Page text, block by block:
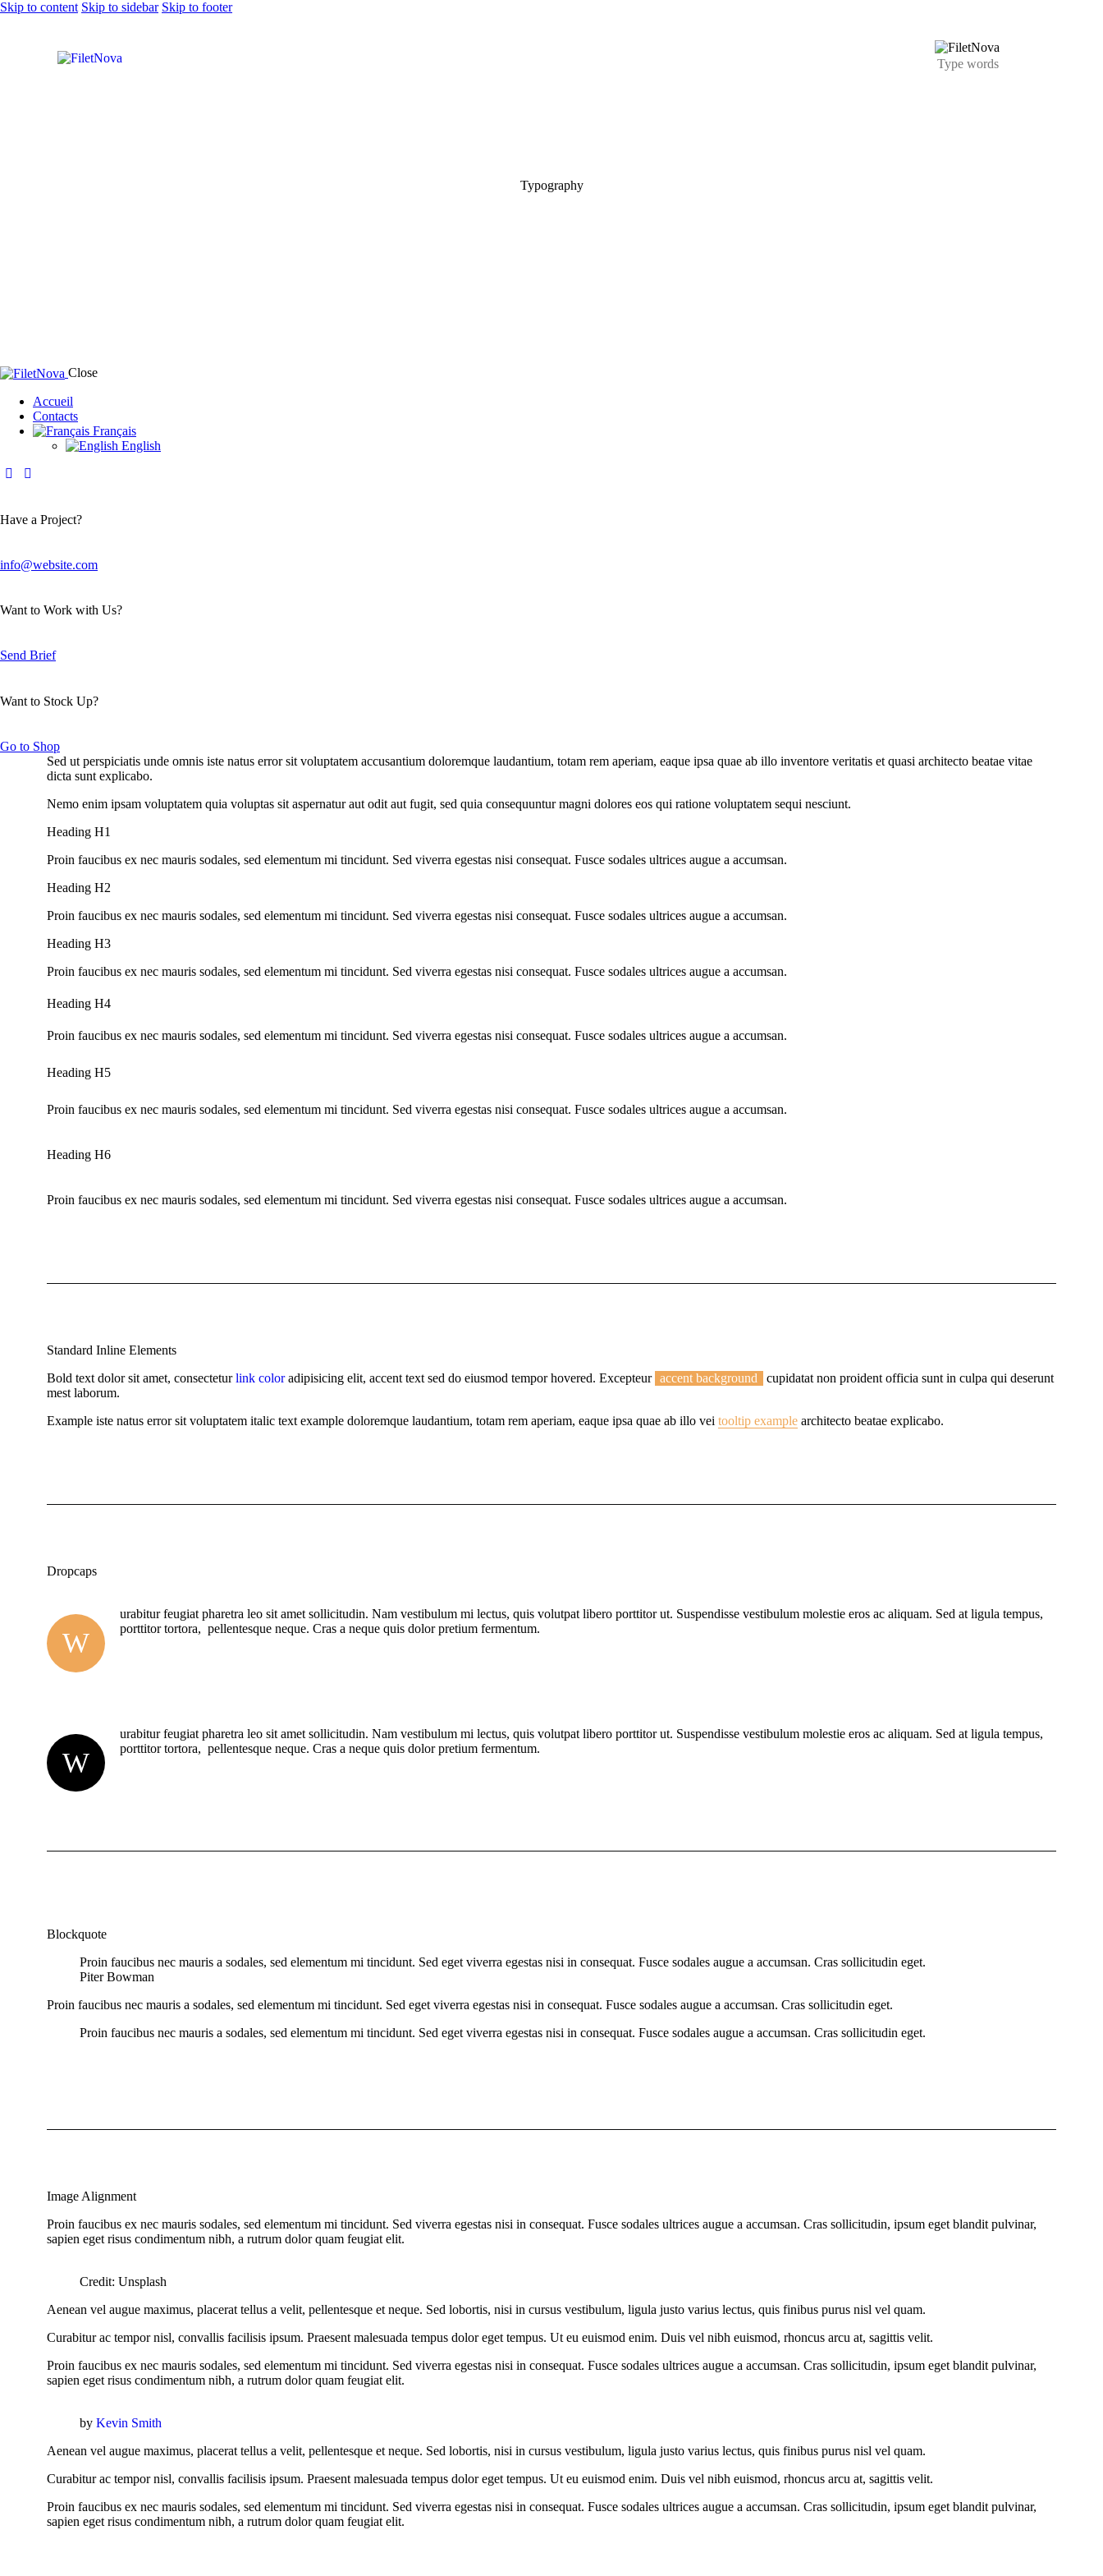
Skip to content Skip to sidebar Skip to footer
Typography
Close
Accueil
Contacts
Français
English
Have a Project?
info@website.com
Want to Work with Us?
Send Brief
Want to Stock Up?
Go to Shop
Sed ut perspiciatis unde omnis iste natus error sit voluptatem accusantium doloremque laudantium, totam rem aperiam, eaque ipsa quae ab illo inventore veritatis et quasi architecto beatae vitae
dicta sunt explicabo.
Nemo enim ipsam voluptatem quia voluptas sit aspernatur aut odit aut fugit, sed quia consequuntur magni dolores eos qui ratione voluptatem sequi nesciunt.
Heading H1
Proin faucibus ex nec mauris sodales, sed elementum mi tincidunt. Sed viverra egestas nisi consequat. Fusce sodales ultrices augue a accumsan.
Heading H2
Proin faucibus ex nec mauris sodales, sed elementum mi tincidunt. Sed viverra egestas nisi consequat. Fusce sodales ultrices augue a accumsan.
Heading H3
Proin faucibus ex nec mauris sodales, sed elementum mi tincidunt. Sed viverra egestas nisi consequat. Fusce sodales ultrices augue a accumsan.
Heading H4
Proin faucibus ex nec mauris sodales, sed elementum mi tincidunt. Sed viverra egestas nisi consequat. Fusce sodales ultrices augue a accumsan.
Heading H5
Proin faucibus ex nec mauris sodales, sed elementum mi tincidunt. Sed viverra egestas nisi consequat. Fusce sodales ultrices augue a accumsan.
Heading H6
Proin faucibus ex nec mauris sodales, sed elementum mi tincidunt. Sed viverra egestas nisi consequat. Fusce sodales ultrices augue a accumsan.
Standard Inline Elements
Bold textdolor sit amet, consecteturlink coloradipisicing elit, accent text sed do eiusmod tempor hovered. Excepteur accent background
cupidatat non proident officia sunt in culpa qui deserunt
mest laborum.
Example iste natus error sit voluptatem italic text example doloremque laudantium, totam rem aperiam, eaque ipsa quae ab illo vei tooltip example architecto beatae explicabo.
Dropcaps
W
urabitur feugiat pharetra leo sit amet sollicitudin. Nam vestibulum mi lectus, quis volutpat libero porttitor ut. Suspendisse vestibulum molestie eros ac aliquam. Sed at ligula tempus,
porttitor tortora, pellentesque neque. Cras a neque quis dolor pretium fermentum.
W
urabitur feugiat pharetra leo sit amet sollicitudin. Nam vestibulum mi lectus, quis volutpat libero porttitor ut. Suspendisse vestibulum molestie eros ac aliquam. Sed at ligula tempus,
porttitor tortora, pellentesque neque. Cras a neque quis dolor pretium fermentum.
Blockquote
Proin faucibus nec mauris a sodales, sed elementum mi tincidunt. Sed eget viverra egestas nisi in consequat. Fusce sodales augue a accumsan. Cras sollicitudin eget.
Piter Bowman
Proin faucibus nec mauris a sodales, sed elementum mi tincidunt. Sed eget viverra egestas nisi in consequat. Fusce sodales augue a accumsan. Cras sollicitudin eget.
Proin faucibus nec mauris a sodales, sed elementum mi tincidunt. Sed eget viverra egestas nisi in consequat. Fusce sodales augue a accumsan. Cras sollicitudin eget.
Image Alignment
Proin faucibus ex nec mauris sodales, sed elementum mi tincidunt. Sed viverra egestas nisi in consequat. Fusce sodales ultrices augue a accumsan. Cras sollicitudin, ipsum eget blandit pulvinar,
sapien eget risus condimentum nibh, a rutrum dolor quam feugiat elit.
Credit: Unsplash
Aenean vel augue maximus, placerat tellus a velit, pellentesque et neque. Sed lobortis, nisi in cursus vestibulum, ligula justo varius lectus, quis finibus purus nisl vel quam.
Curabitur ac tempor nisl, convallis facilisis ipsum. Praesent malesuada tempus dolor eget tempus. Ut eu euismod enim. Duis vel nibh euismod, rhoncus arcu at, sagittis velit.
Proin faucibus ex nec mauris sodales, sed elementum mi tincidunt. Sed viverra egestas nisi in consequat. Fusce sodales ultrices augue a accumsan. Cras sollicitudin, ipsum eget blandit pulvinar,
sapien eget risus condimentum nibh, a rutrum dolor quam feugiat elit.
by Kevin Smith
Aenean vel augue maximus, placerat tellus a velit, pellentesque et neque. Sed lobortis, nisi in cursus vestibulum, ligula justo varius lectus, quis finibus purus nisl vel quam.
Curabitur ac tempor nisl, convallis facilisis ipsum. Praesent malesuada tempus dolor eget tempus. Ut eu euismod enim. Duis vel nibh euismod, rhoncus arcu at, sagittis velit.
Proin faucibus ex nec mauris sodales, sed elementum mi tincidunt. Sed viverra egestas nisi in consequat. Fusce sodales ultrices augue a accumsan. Cras sollicitudin, ipsum eget blandit pulvinar,
sapien eget risus condimentum nibh, a rutrum dolor quam feugiat elit.